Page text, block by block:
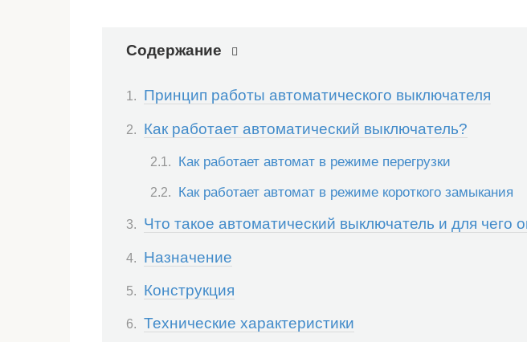
Содержание
Принцип работы автоматического выключателя
Как работает автоматический выключатель?
Как работает автомат в режиме перегрузки
Как работает автомат в режиме короткого замыкания
Что такое автоматический выключатель и для чего
Назначение
Конструкция
Технические характеристики